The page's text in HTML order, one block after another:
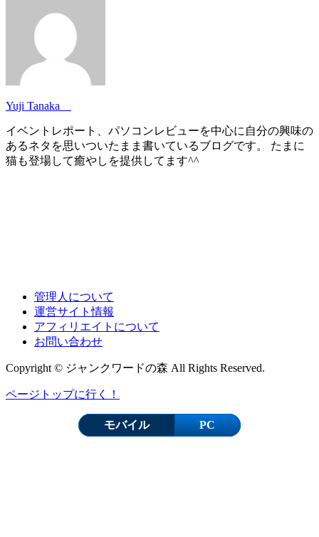
Yuji Tanaka
イベントレポート、パソコンレビューを中心に自分の興味の
あるネタを思いついたまま書いているブログです。 たまに
猫も登場して癒やしを提供してます^^
管理人について
運営サイト情報
アフィリエイトについて
お問い合わせ
Copyright © ジャンクワードの森 All Rights Reserved.
ページトップに行く！
モバイル PC